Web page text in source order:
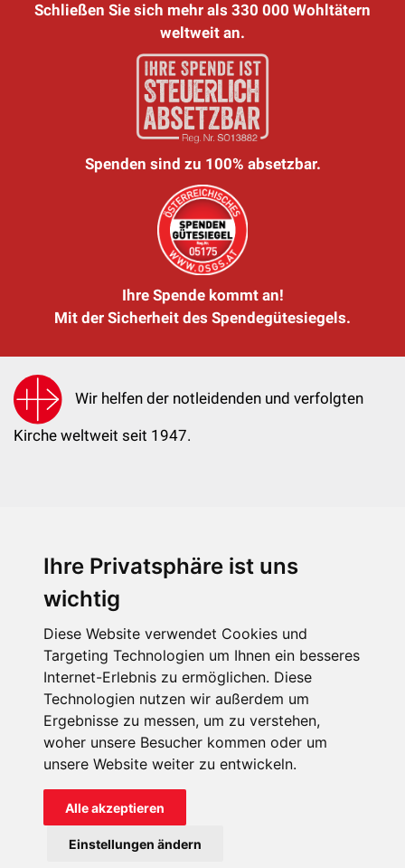
Ihre Privatsphäre ist uns
wichtig
Diese Website verwendet Cookies und
Targeting Technologien um Ihnen ein besseres
Internet-Erlebnis zu ermöglichen. Diese
Technologien nutzen wir außerdem um
Ergebnisse zu messen, um zu verstehen,
woher unsere Besucher kommen oder um
unsere Website weiter zu entwickeln.
Alle akzeptieren
Einstellungen ändern
Schließen Sie sich mehr als 330 000 Wohltätern
weltweit an.
Spenden sind zu 100% absetzbar.
Ihre Spende kommt an!
Mit der Sicherheit des Spendegütesiegels.
Wir helfen der notleidenden und verfolgten
Kirche weltweit seit 1947.
KIRCHE IN NOT - Österreich
kin@kircheinnot.at
KIN weltweit
Impressum Datenschutz